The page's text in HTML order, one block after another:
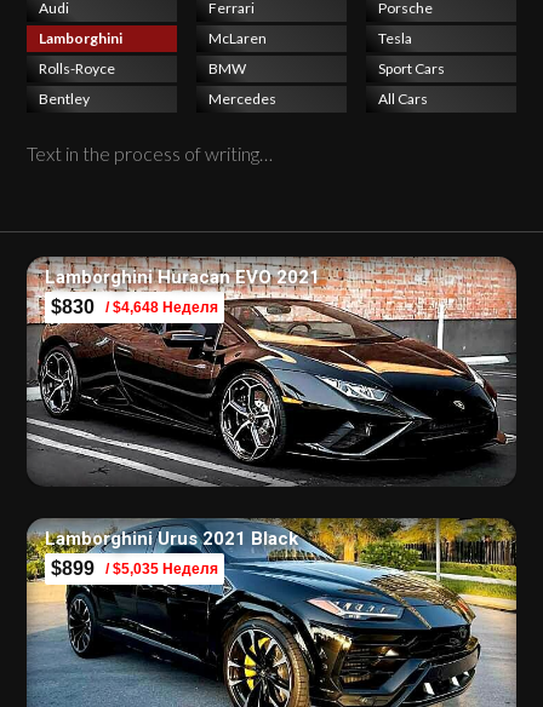
Audi
Lamborghini
Rolls-Royce
Bentley
Ferrari
McLaren
BMW
Mercedes
Porsche
Tesla
Sport Cars
All Cars
Text in the process of writing…
Lamborghini Huracan EVO 2021
$830 / $4,648 Неделя
Lamborghini Urus 2021 Black
$899 / $5,035 Неделя